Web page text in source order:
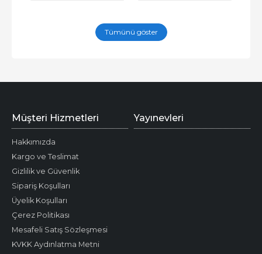
Tümünü göster
Müşteri Hizmetleri
Hakkımızda
Kargo ve Teslimat
Gizlilik ve Güvenlik
Sipariş Koşulları
Üyelik Koşulları
Çerez Politikası
Mesafeli Satış Sözleşmesi
KVKK Aydınlatma Metni
Yayınevleri